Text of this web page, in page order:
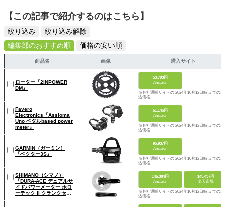
【この記事で紹介するのはこちら】
絞り込み
絞り込み解除
編集部のおすすめ順
価格の安い順
商品名 画像 購入サイト
ローター『2INPOWER
DM』
53,703円
Amazon
※各社通販サイトの 2024年10月12日時点 での税
込価格
Favero
Electronics『Assioma
Uno ペダルbased power
meter』
61,145円
Amazon
※各社通販サイトの 2024年10月12日時点 での税
込価格
GARMIN（ガーミン）
『ベクター3S』
95,937円
Amazon
※各社通販サイトの 2024年10月12日時点 での税
込価格
SHIMANO（シマノ）
『DURA-ACE デュアルサ
イドパワーメーター ホロ
ーテック II クランクセッ
146,384円
Amazon
145,437円
楽天市場
※各社通販サイトの 2024年10月12日時点 での税
込価格